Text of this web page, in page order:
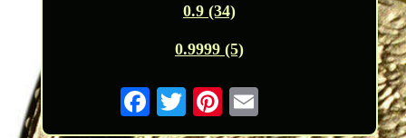
0.9 (34)
0.9999 (5)